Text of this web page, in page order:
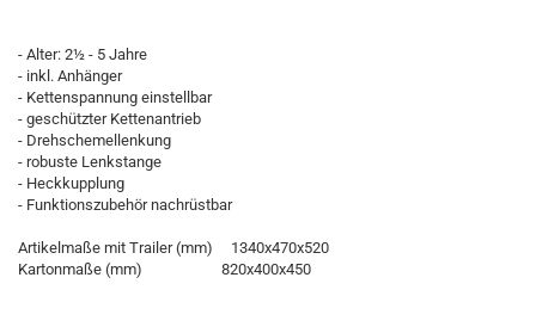
- Alter: 2½ - 5 Jahre
- inkl. Anhänger
- Kettenspannung einstellbar
- geschützter Kettenantrieb
- Drehschemellenkung
- robuste Lenkstange
- Heckkupplung
- Funktionszubehör nachrüstbar
Artikelmaße mit Trailer (mm) 1340x470x520
Kartonmaße (mm) 820x400x450